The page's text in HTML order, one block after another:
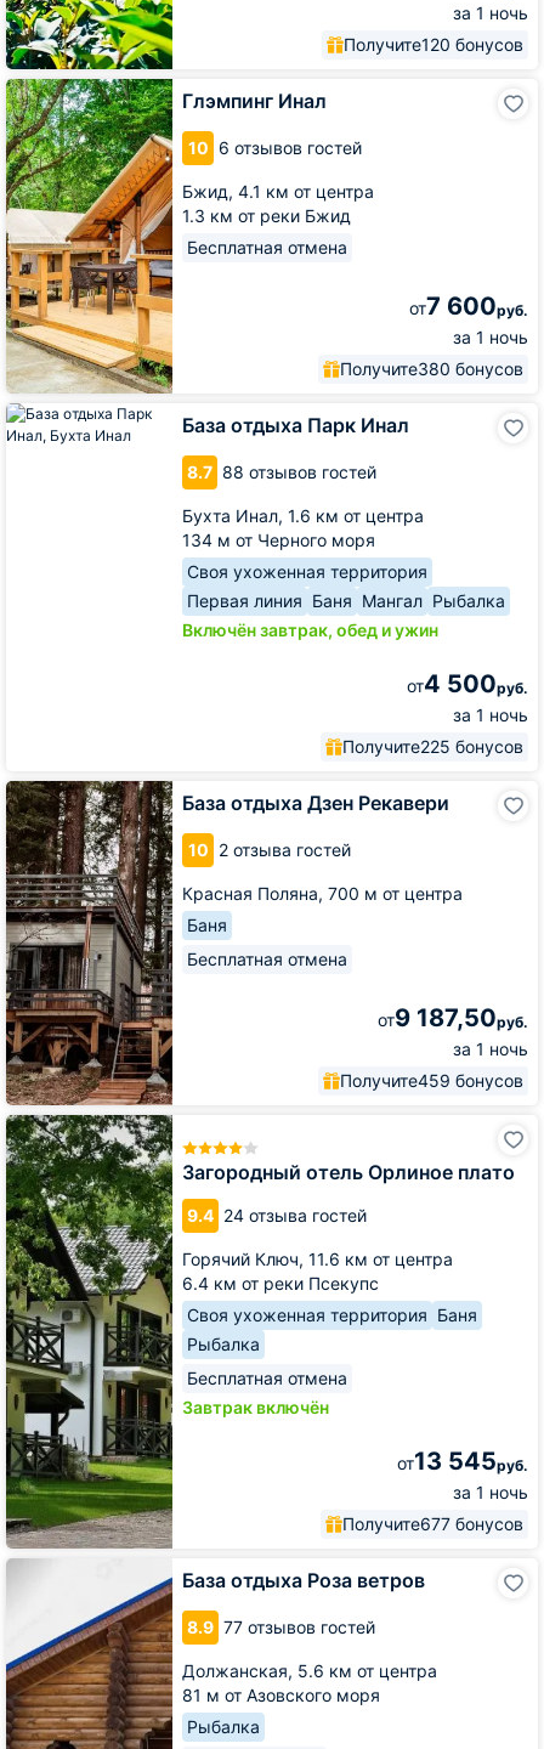
за 1 ночь
Получите120 бонусов
Глэмпинг Инал
10 6 отзывов гостей
Бжид, 4.1 км от центра
1.3 км от реки Бжид
Бесплатная отмена
от7 600руб.
за 1 ночь
Получите380 бонусов
Глэмпинг
Инал
База отдыха Парк Инал
8.7 88 отзывов гостей
Бухта Инал, 1.6 км от центра
134 м от Черного моря
Своя ухоженная территория
Первая линия Баня Мангал Рыбалка
Включён завтрак, обед и ужин
от4 500руб.
за 1 ночь
Получите225 бонусов
База
отдыха
База отдыха Дзен Рекавери
10 2 отзыва гостей
Красная Поляна, 700 м от центра
Баня
Бесплатная отмена
от9 187,50руб.
за 1 ночь
Получите459 бонусов
База
отдыха
Дзен
Рекавери
Загородный отель Орлиное плато
9.4 24 отзыва гостей
Горячий Ключ, 11.6 км от центра
6.4 км от реки Псекупс
Своя ухоженная территория Баня
Рыбалка
Бесплатная отмена
Завтрак включён
от13 545руб.
за 1 ночь
Получите677 бонусов
Загородный
отель
Орлиное
плато
База отдыха Роза ветров
8.9 77 отзывов гостей
Должанская, 5.6 км от центра
81 м от Азовского моря
Рыбалка
База
ветров